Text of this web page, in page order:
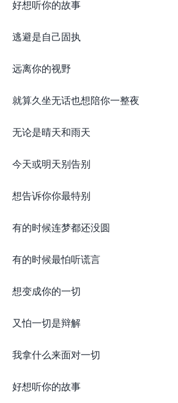
好想听你的故事
逃避是自己固执
远离你的视野
就算久坐无话也想陪你一整夜
无论是晴天和雨天
今天或明天别告别
想告诉你你最特别
有的时候连梦都还没圆
有的时候最怕听谎言
想变成你的一切
又怕一切是辩解
我拿什么来面对一切
好想听你的故事